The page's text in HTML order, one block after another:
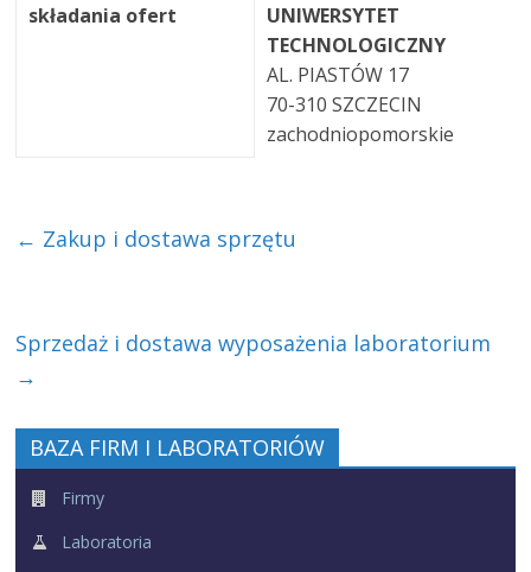
składania ofert
UNIWERSYTET
TECHNOLOGICZNY
AL. PIASTÓW 17
70-310 SZCZECIN
zachodniopomorskie
← Zakup i dostawa sprzętu
Sprzedaż i dostawa wyposażenia laboratorium
→
BAZA FIRM I LABORATORIÓW
Firmy
Laboratoria